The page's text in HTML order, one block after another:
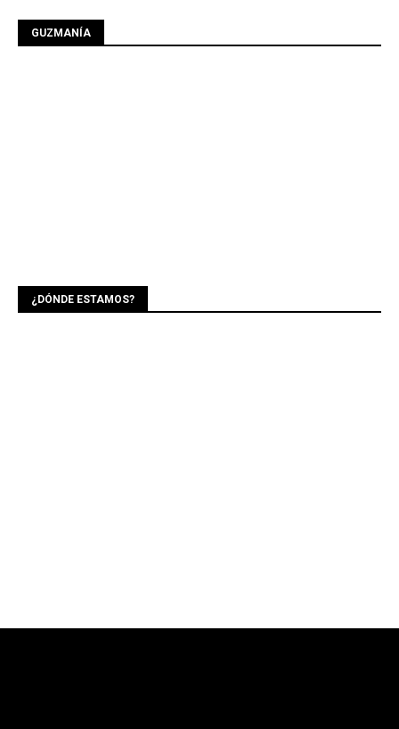
GUZMANÍA
¿DÓNDE ESTAMOS?